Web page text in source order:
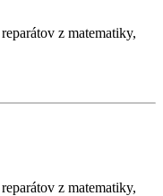
z matematiky,
z matematiky,